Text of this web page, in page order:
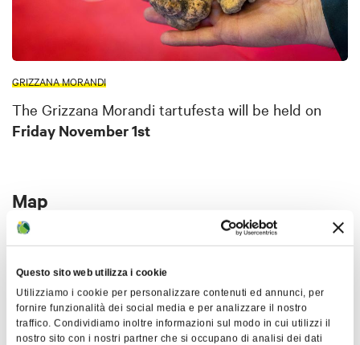
Questo sito web utilizza i cookie
Utilizziamo i cookie per personalizzare contenuti ed annunci, per
fornire funzionalità dei social media e per analizzare il nostro
traffico. Condividiamo inoltre informazioni sul modo in cui utilizzi il
nostro sito con i nostri partner che si occupano di analisi dei dati
GRIZZANA MORANDI
The Grizzana Morandi tartufesta will be held on
Friday November 1st
Map
+
−